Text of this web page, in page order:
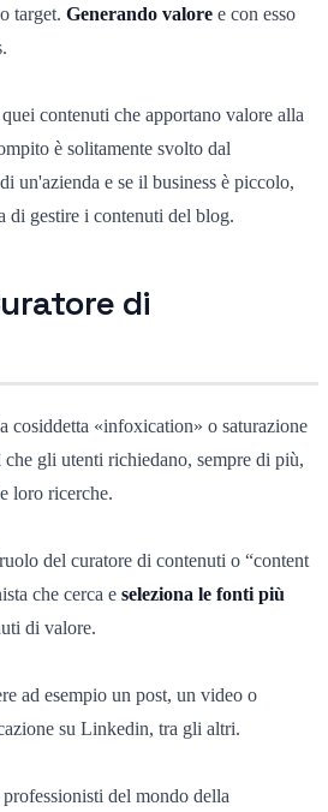
target. Generando valore e con esso
contenuti che apportano valore alla
è solitamente svolto dal
un'azienda e se il business è piccolo,
di gestire i contenuti del blog.
di
cosiddetta «infoxication» o saturazione
gli utenti richiedano, sempre di più,
loro ricerche.
del curatore di contenuti o “content
che cerca e seleziona le fonti più
di valore.
ad esempio un post, un video o
su Linkedin, tra gli altri.
del mondo della